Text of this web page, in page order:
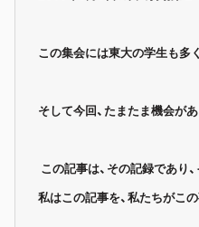
この集会には東大の学生も多
そして今回、たまたま機会が
この記事は、その記録であり
私はこの記事を、私たちがこ